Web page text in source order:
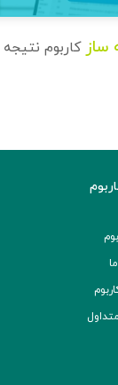
ساز کاربوم